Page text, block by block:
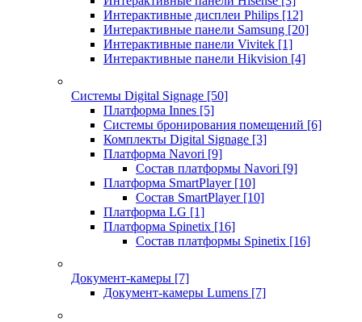
Интерактивные дисплеи Philips [12]
Интерактивные панели Samsung [20]
Интерактивные панели Vivitek [1]
Интерактивные панели Hikvision [4]
Системы Digital Signage [50]
Платформа Innes [5]
Системы бронирования помещений [6]
Комплекты Digital Signage [3]
Платформа Navori [9]
Состав платформы Navori [9]
Платформа SmartPlayer [10]
Состав SmartPlayer [10]
Платформа LG [1]
Платформа Spinetix [16]
Состав платформы Spinetix [16]
Документ-камеры [7]
Документ-камеры Lumens [7]